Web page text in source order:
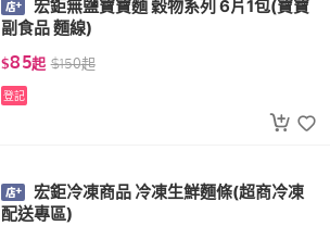
宏鉅無鹽寶寶麵 穀物系列 6片1包(寶寶
副食品 麵線)
$85起 $150起
登記
宏鉅冷凍商品 冷凍生鮮麵條(超商冷凍
配送專區)